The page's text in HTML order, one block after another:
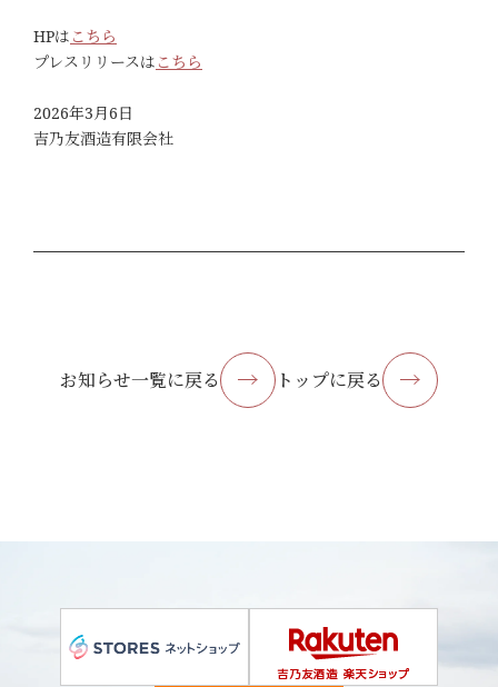
HPは こちら
プレスリリースは こちら
2026年3月6日
吉乃友酒造有限会社
お知らせ一覧に戻る トップに戻る